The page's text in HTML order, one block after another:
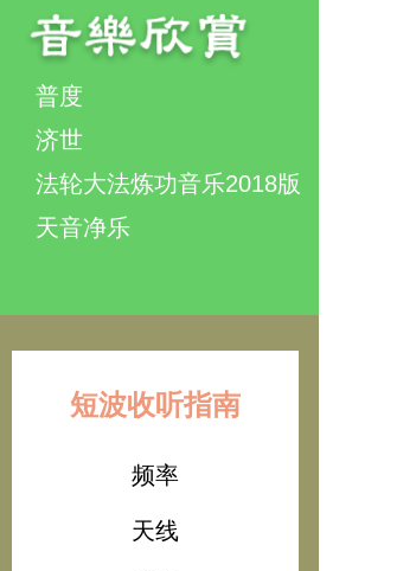
普度
济世
法轮大法炼功音乐2018版
天音净乐
短波收听指南
频率
天线